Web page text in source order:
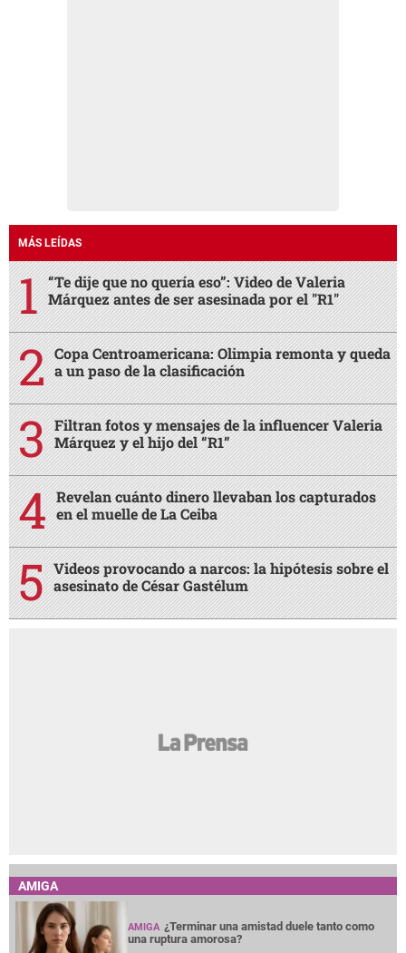
MÁS LEÍDAS
“Te dije que no quería eso”: Video de Valeria
Márquez antes de ser asesinada por el "R1"
Copa Centroamericana: Olimpia remonta y queda
a un paso de la clasificación
Filtran fotos y mensajes de la influencer Valeria
Márquez y el hijo del “R1”
Revelan cuánto dinero llevaban los capturados
en el muelle de La Ceiba
Videos provocando a narcos: la hipótesis sobre el
asesinato de César Gastélum
AMIGA
AMIGA ¿Terminar una amistad duele tanto como
una ruptura amorosa?